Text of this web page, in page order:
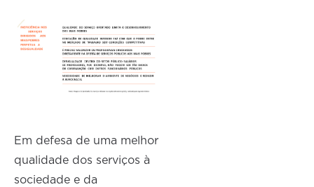
Em defesa de uma melhor
qualidade dos serviços à
sociedade e da